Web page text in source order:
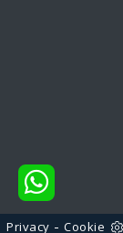
Privacy - Cookie